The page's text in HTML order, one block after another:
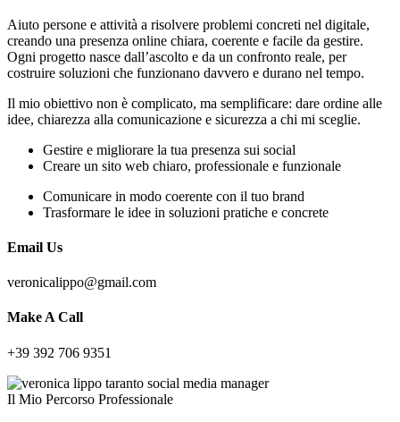
Aiuto persone e attività a risolvere problemi concreti nel digitale,
creando una presenza online chiara, coerente e facile da gestire.
Ogni progetto nasce dall’ascolto e da un confronto reale, per
costruire soluzioni che funzionano davvero e durano nel tempo.
Il mio obiettivo non è complicato, ma semplificare: dare ordine alle
idee, chiarezza alla comunicazione e sicurezza a chi mi sceglie.
Gestire e migliorare la tua presenza sui social
Creare un sito web chiaro, professionale e funzionale
Comunicare in modo coerente con il tuo brand
Trasformare le idee in soluzioni pratiche e concrete
Email Us
veronicalippo@gmail.com
Make A Call
+39 392 706 9351
Il Mio Percorso Professionale